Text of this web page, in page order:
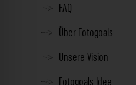
FAQ
Über Fotogoals
Unsere Vision
Fotogoals Idee